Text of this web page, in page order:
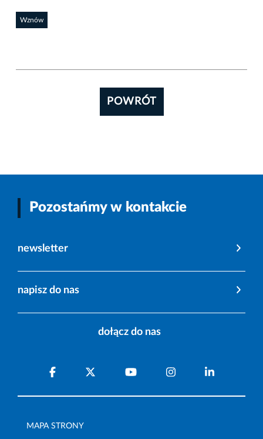
Wznów
POWRÓT
Pozostańmy w kontakcie
newsletter
napisz do nas
dołącz do nas
MAPA STRONY